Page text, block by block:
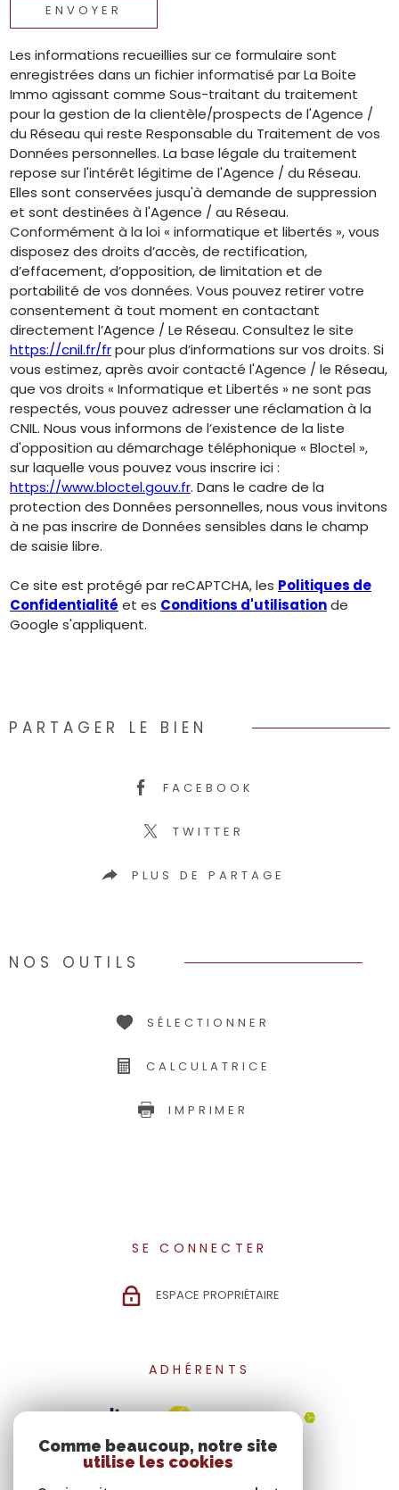
ENVOYER
Les informations recueillies sur ce formulaire sont
enregistrées dans un fichier informatisé par La Boite
Immo agissant comme Sous-traitant du traitement
pour la gestion de la clientèle/prospects de l'Agence /
du Réseau qui reste Responsable du Traitement de vos
Données personnelles. La base légale du traitement
repose sur l'intérêt légitime de l'Agence / du Réseau.
Elles sont conservées jusqu'à demande de suppression
et sont destinées à l'Agence / au Réseau.
Conformément à la loi « informatique et libertés », vous
disposez des droits d’accès, de rectification,
d’effacement, d’opposition, de limitation et de
portabilité de vos données. Vous pouvez retirer votre
consentement à tout moment en contactant
directement l’Agence / Le Réseau. Consultez le site
https://cnil.fr/frpour plus d’informations sur vos droits. Si
vous estimez, après avoir contacté l'Agence / le Réseau,
que vos droits « Informatique et Libertés » ne sont pas
respectés, vous pouvez adresser une réclamation à la
CNIL. Nous vous informons de l’existence de la liste
d'opposition au démarchage téléphonique « Bloctel »,
sur laquelle vous pouvez vous inscrire ici :
https://www.bloctel.gouv.fr. Dans le cadre de la
protection des Données personnelles, nous vous invitons
à ne pas inscrire de Données sensibles dans le champ
de saisie libre.
Ce site est protégé par reCAPTCHA, les Politiques de
Confidentialité et es Conditions d'utilisationde
Google s'appliquent.
PARTAGER LE BIEN
FACEBOOK
TWITTER
PLUS DE PARTAGE
NOS OUTILS
SÉLECTIONNER
CALCULATRICE
IMPRIMER
SE CONNECTER
ESPACE PROPRIÉTAIRE
ADHÉRENTS
Comme beaucoup, notre site
utilise les cookies